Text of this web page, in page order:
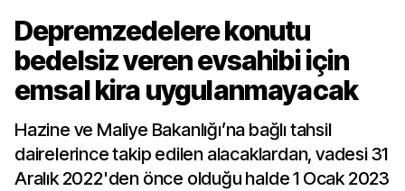
Depremzedelere konutu
bedelsiz veren evsahibi için
emsal kira uygulanmayacak
Hazine ve Maliye Bakanlığı’na bağlı tahsil
dairelerince takip edilen alacaklardan, vadesi 31
Aralık 2022'den önce olduğu halde 1 Ocak 2023